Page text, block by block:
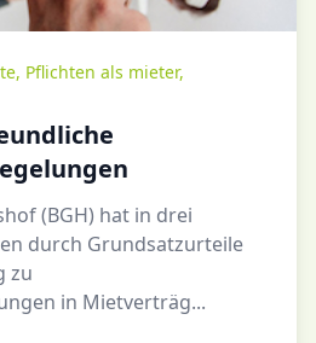
, Pflichten als mieter,
(BGH) hat in drei
durch Grundsatzurteile
zu
in Mietverträg...